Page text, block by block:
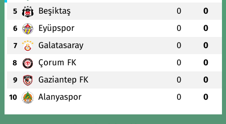
5 Beşiktaş 0 0
6 Eyüpspor 0 0
7 Galatasaray 0 0
8 Çorum FK 0 0
9 Gaziantep FK 0 0
10 Alanyaspor 0 0